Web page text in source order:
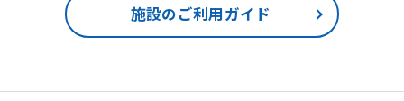
施設のご利用ガイド
Japanese
of